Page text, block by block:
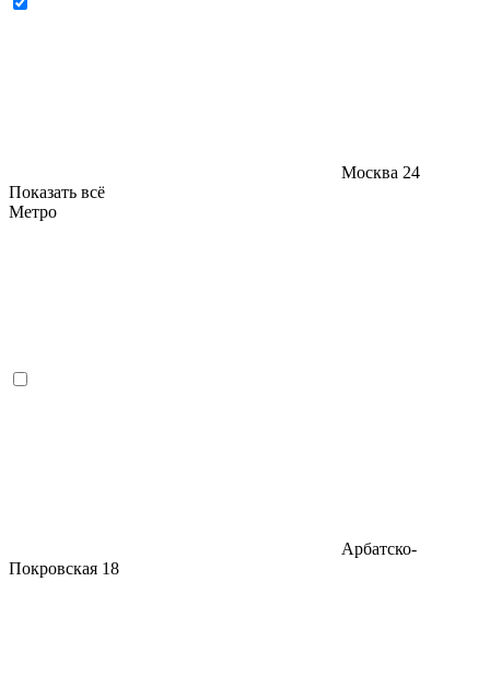
Москва 24
Показать всё
Метро
Арбатско-
Покровская 18